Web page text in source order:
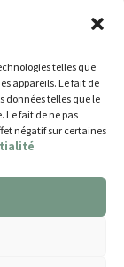
telles que
appareils. Le fait de
données telles que le
Le fait de ne pas
négatif sur certaines
are using or